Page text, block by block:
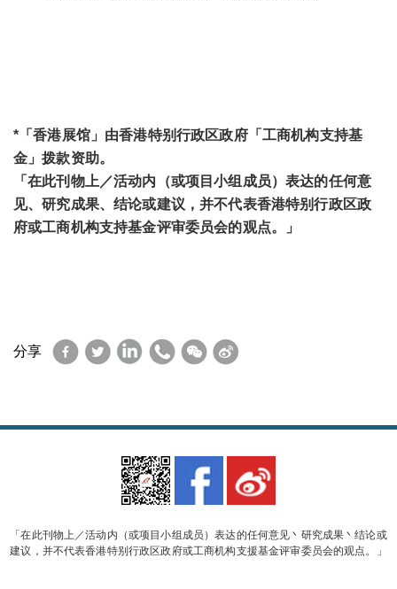
* 「香港展馆」由香港特别行政区政府「工商机构支持基
金」拨款资助。
「在此刊物上／活动内（或项目小组成员）表达的任何意
见、研究成果、结论或建议，并不代表香港特别行政区政
府或工商机构支持基金评审委员会的观点。」
分享 Facebook
TwitterLinkedInWhatsApp
WeChat
「在此刊物上／活动内（或项目小组成员）表达的任何意见丶研究成果丶结论或
建议，并不代表香港特别行政区政府或工商机构支援基金评审委员会的观点。」